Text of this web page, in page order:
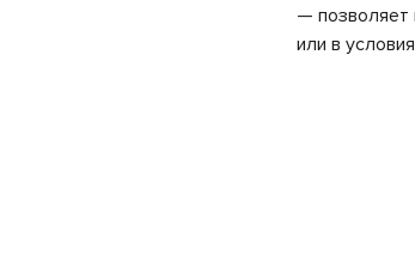
— позволяет
или в